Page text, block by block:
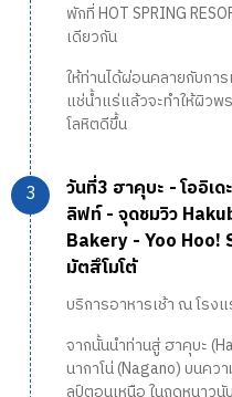
พักที่ HOT SPRING
เดียวกัน
ให้ท่านได้ผ่อนคลายกับกา
แช่น้ำแร่แล้วจะทำให้ผิวพ
โลหิตดีขึ้น
วันที่3 ฮาคุบะ - โออิเ
ลิฟท์ - จุดชมวิว
Bakery - Yoo Hoo!
มัตสึโมโต้
บริการอาหารเช้า ณ โรง
จากนั้นนำท่านสู่ ฮาคุบะ
นากาโน่ (Nagano) บนคว